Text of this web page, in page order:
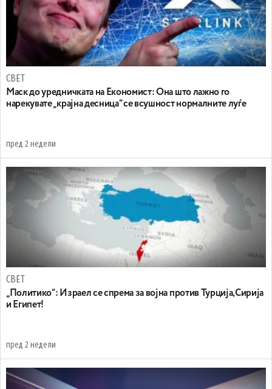
СВЕТ
Маск до уредничката на Економист: Она што лажно го
нарекувате „крајна десница“ се всушност нормалните луѓе
пред 2 недели
СВЕТ
„Политико“: Израел се спрема за војна против Турција,Сирија
и Египет!
пред 2 недели